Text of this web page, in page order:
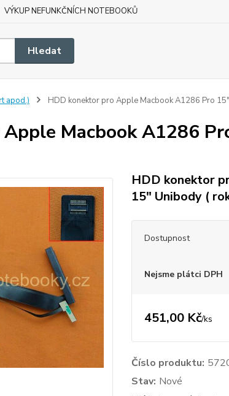
VÝKUP NEFUNKČNÍCH NOTEBOOKŮ
Hledat
apod.) HDD konektor pro Apple Macbook A1286 Pro
Macbook A1286
HDD konektor
15" Unibody (
Dostupnost
Nejsme plátci DPH
451,00 Kč/ks
Číslo produktu:
Stav: Nové